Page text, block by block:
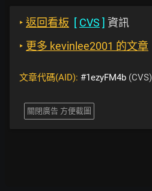
‣ 返回看板 [ CVS ] 資訊
‣ 更多 kevinlee2001 的文章
文章代碼(AID): #1ezyFM4b (CVS)
關閉廣告 方便截圖